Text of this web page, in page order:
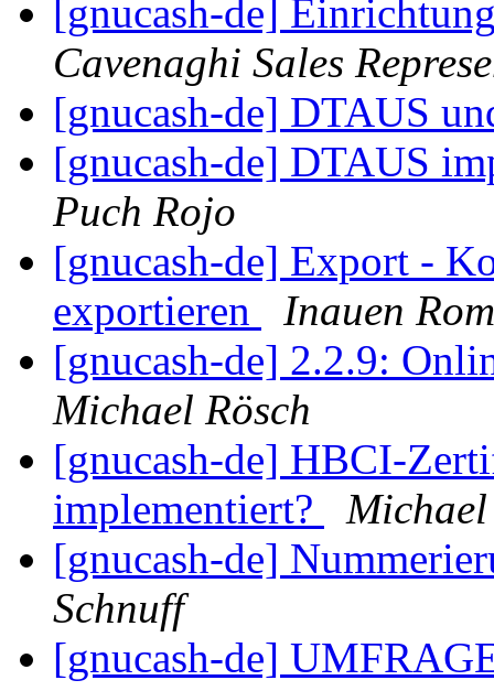
[gnucash-de]
Cavenaghi Sales
[gnucash-de] DTAUS
[gnucash-de] DTAUS
Puch Rojo
[gnucash-de] Export -
exportieren
Inauen
[gnucash-de] 2.2.9:
Michael Rösch
[gnucash-de] HBCI-
implementiert?
Michael
[gnucash-de]
Schnuff
[gnucash-de]